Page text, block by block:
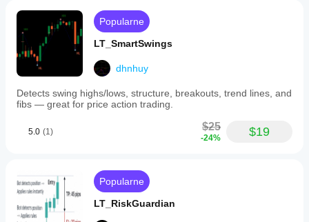
Popularne
LT_SmartSwings
dhnhuy
Detects swing highs/lows, structure, breakouts, trend lines, and
fibs — great for price action trading.
5.0 (1) $25
-24% $19
Popularne
LT_RiskGuardian